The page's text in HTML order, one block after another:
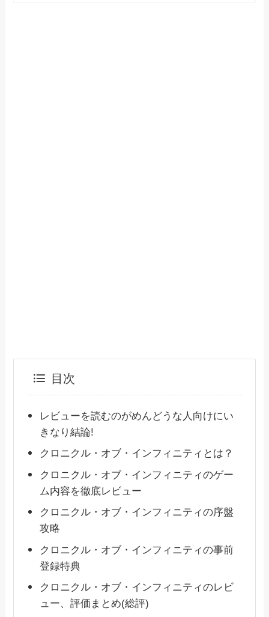
目次
レビューを読むのがめんどうな人向けにい
きなり結論!
クロニクル・オブ・インフィニティとは？
クロニクル・オブ・インフィニティのゲー
ム内容を徹底レビュー
クロニクル・オブ・インフィニティの序盤
攻略
クロニクル・オブ・インフィニティの事前
登録特典
クロニクル・オブ・インフィニティのレビ
ュー、評価まとめ(総評)